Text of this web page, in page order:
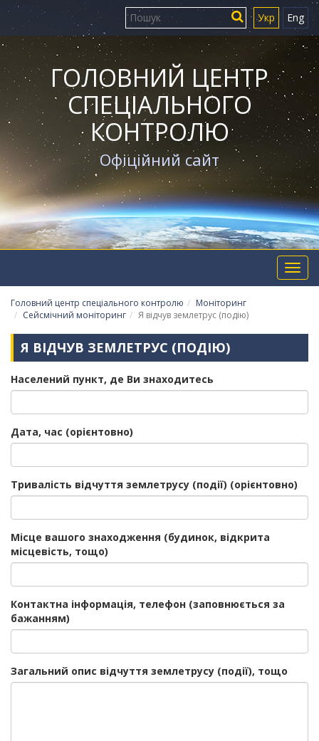
Укр Eng
ГОЛОВНИЙ ЦЕНТР
СПЕЦІАЛЬНОГО
КОНТРОЛЮ
Офіційний сайт
Головний центр спеціального контролю
Моніторинг
Сейсмічний моніторинг
Я відчув землетрус (подію)
Я ВІДЧУВ ЗЕМЛЕТРУС (ПОДІЮ)
Населений пункт, де Ви знаходитесь
Дата, час (орієнтовно)
Тривалість відчуття землетрусу (події) (орієнтовно)
Місце вашого знаходження (будинок, відкрита
місцевість, тощо)
Контактна інформація, телефон (заповнюється за
бажанням)
Загальний опис відчуття землетрусу (події), тощо